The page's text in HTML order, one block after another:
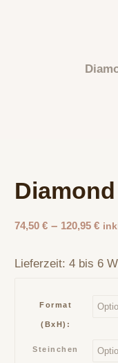
74,50 € – 120,95 €
Lieferzeit: 4 bis 6
Format
(BxH):
Steinchen